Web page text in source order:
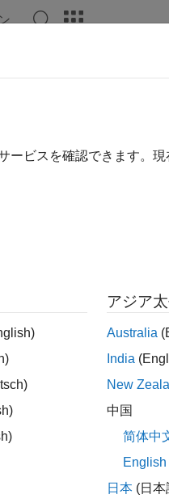
and I/O protocols,
ービスを確認できます。
アジア
Australia
India
New
中国
简体中
English
日本 (日本